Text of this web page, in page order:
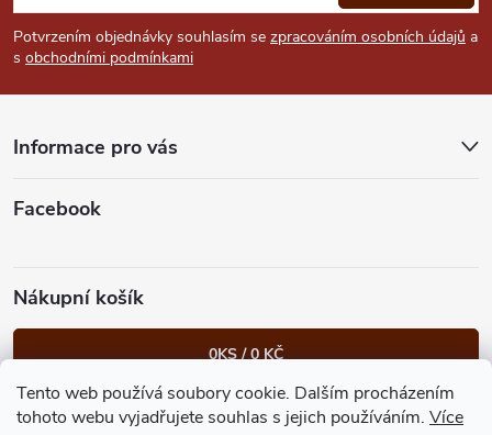
Tento web používá soubory cookie. Dalším procházením
tohoto webu vyjadřujete souhlas s jejich používáním. Více
u
p
a
Potvrzením objednávky souhlasím se zpracováním osobních údajů a
s obchodními podmínkami
Informace pro vás
Facebook
Nákupní košík
0KS /0 KČ
Heureka.cz Facebook Instagram Bonvolo - přidej se taky